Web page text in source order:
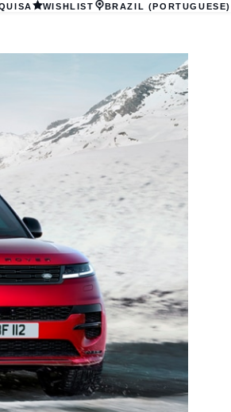
WISHLIST BRAZIL (PORTUGUESE)